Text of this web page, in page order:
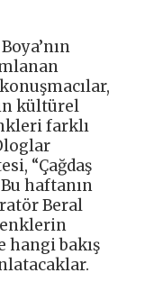
kültürel
farklı
“Çağdaş
haftanın
Beral
bakış